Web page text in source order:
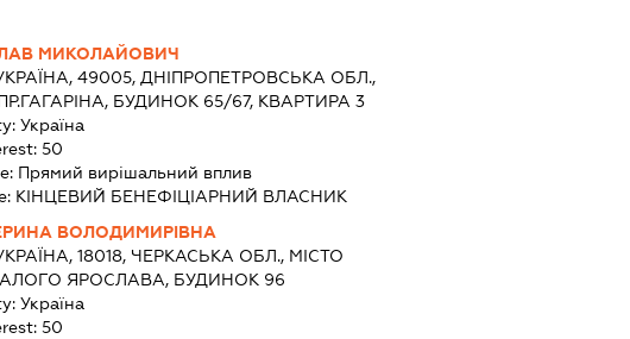
МИКОЛАЙОВИЧ
49005, ДНІПРОПЕТРОВСЬКА ОБЛ.,
БУДИНОК 65/67, КВАРТИРА 3
Україна
50
Прямий вирішальний вплив
КІНЦЕВИЙ БЕНЕФІЦІАРНИЙ ВЛАСНИК
ВОЛОДИМИРІВНА
18018, ЧЕРКАСЬКА ОБЛ., МІСТО
ЯРОСЛАВА, БУДИНОК 96
Україна
50